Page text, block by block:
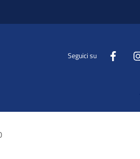
Seguici su